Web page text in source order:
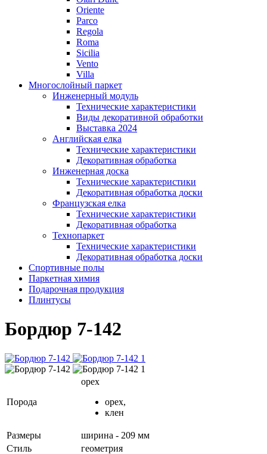
Oriente
Parco
Regola
Roma
Sicilia
Vento
Villa
Многослойный паркет
Инженерный модуль
Технические характеристики
Виды декоративной обработки
Выставка 2024
Английская елка
Технические характеристики
Декоративная обработка
Инженерная доска
Технические характеристики
Декоративная обработка доски
Французская елка
Технические характеристики
Декоративная обработка
Технопаркет
Технические характеристики
Декоративная обработка доски
Спортивные полы
Паркетная химия
Подарочная продукция
Плинтусы
Бордюр 7-142
Порода
орех
орех,
клен
Размеры
ширина - 209 мм
Стиль
геометрия